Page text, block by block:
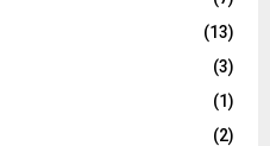
(13)
(3)
(1)
(2)